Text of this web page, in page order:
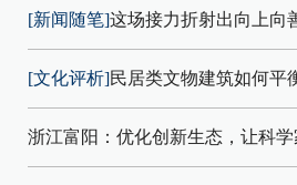
[新闻随笔]这场接力折射出向上向
[文化评析]民居类文物建筑如何平
浙江富阳：优化创新生态，让科学